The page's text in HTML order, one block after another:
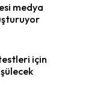
medya
için